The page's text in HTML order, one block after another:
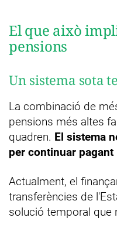
El que això
pensions
Un sistema sota
La combinació de
pensions més altes
quadren. El sistema
per continuar
Actualment, el
transferències de
solució temporal que